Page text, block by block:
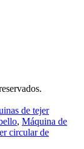
de tejer
, Máquina de
circular de